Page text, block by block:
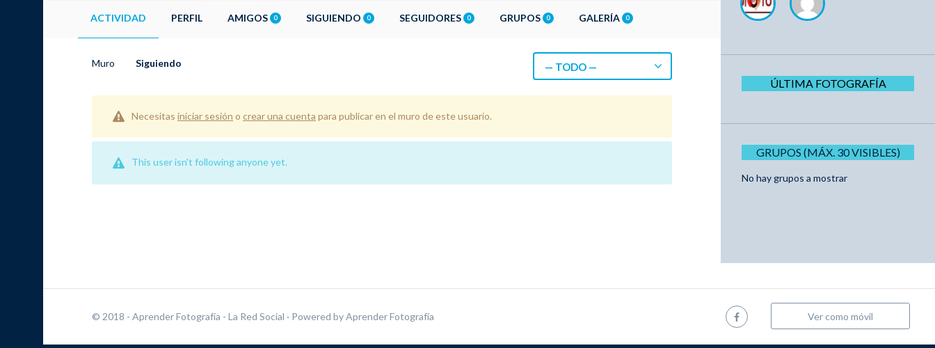
ACTIVIDAD PERFIL AMIGOS 0 SIGUIENDO 0 SEGUIDORES 0 GRUPOS 0 GALERÍA 0
Muro Siguiendo — TODO —
Necesitas iniciar sesión o crear una cuenta para publicar en el muro de este usuario.
This user isn't following anyone yet.
ÚLTIMA FOTOGRAFÍA
GRUPOS (MÁX. 30 VISIBLES)
No hay grupos a mostrar
© 2018 - Aprender Fotografía - La Red Social · Powered byAprender Fotografía